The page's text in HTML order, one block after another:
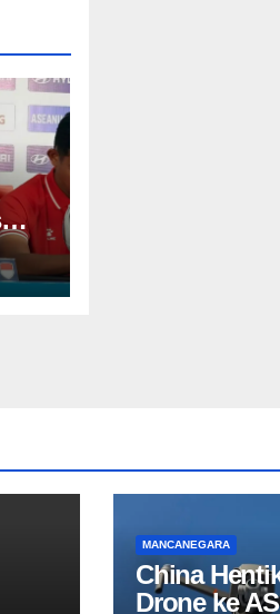
MANCANEGARA
China
Drone ke